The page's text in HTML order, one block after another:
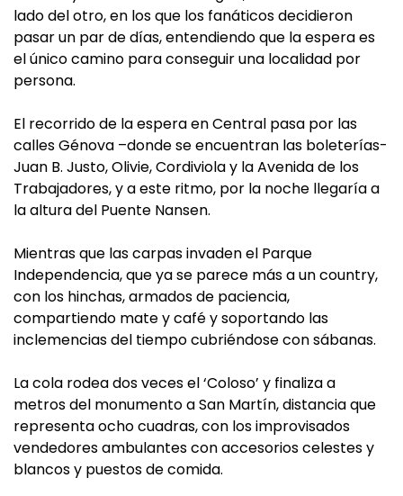
lado del otro, en los que los fanáticos decidieron
pasar un par de días, entendiendo que la espera es
el único camino para conseguir una localidad por
persona.
El recorrido de la espera en Central pasa por las
calles Génova –donde se encuentran las boleterías-
Juan B. Justo, Olivie, Cordiviola y la Avenida de los
Trabajadores, y a este ritmo, por la noche llegaría a
la altura del Puente Nansen.
Mientras que las carpas invaden el Parque
Independencia, que ya se parece más a un country,
con los hinchas, armados de paciencia,
compartiendo mate y café y soportando las
inclemencias del tiempo cubriéndose con sábanas.
La cola rodea dos veces el ‘Coloso’ y finaliza a
metros del monumento a San Martín, distancia que
representa ocho cuadras, con los improvisados
vendedores ambulantes con accesorios celestes y
blancos y puestos de comida.